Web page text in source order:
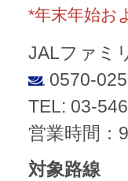
*年末年始お
JALファミ
0570-
TEL: 03-
営業時間：
対象路線